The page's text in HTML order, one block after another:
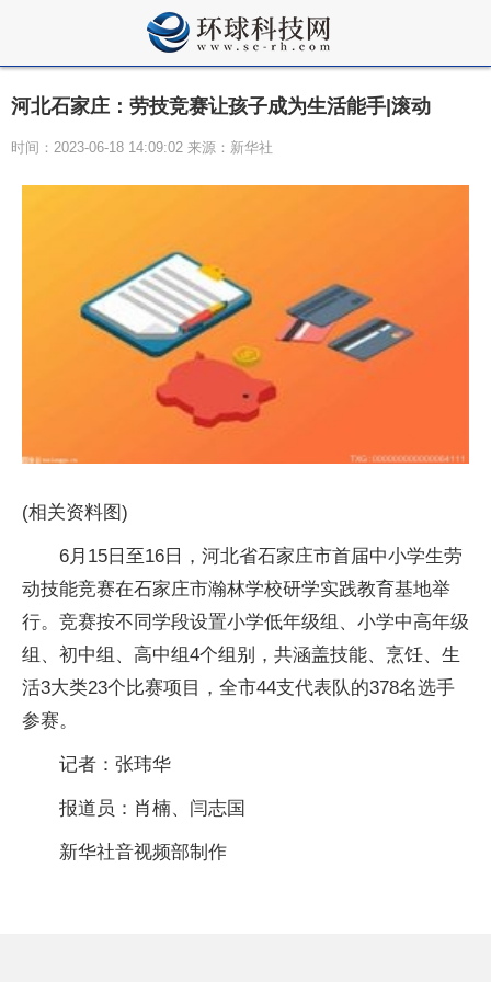
河北石家庄：劳技竞赛让孩子成为生活能手|滚动
时间：2023-06-18 14:09:02 来源：新华社
(相关资料图)
6月15日至16日，河北省石家庄市首届中小学生劳
动技能竞赛在石家庄市瀚林学校研学实践教育基地举
行。竞赛按不同学段设置小学低年级组、小学中高年级
组、初中组、高中组4个组别，共涵盖技能、烹饪、生
活3大类23个比赛项目，全市44支代表队的378名选手
参赛。
记者：张玮华
报道员：肖楠、闫志国
新华社音视频部制作